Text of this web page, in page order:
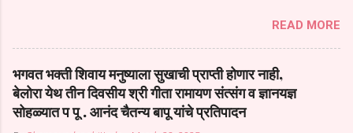
तुकाराम महाराज यांच्या *आपुला तो एक देव करुनी घ्यावा* *तेणे विन जिवा सुख
नोहे* *येरती माईक दुःखाची जनीती* *नाही आदी अंती अवसान* या अभंगावर
सुंदर निरूपण केले सध्य स्थितीचा काळ हा मानव जातीच्या परीक्षेचा काळ आहे
धर्ममंडपात बसलेली लोक ही खरच भाग्यवान आहेत कोरोना सारख्या महामारीत आपंण
जिवंत आहोत या महामारीतून जर आपल्याला वाचायचे असेल तर धार्मीक विचाराचा
आधार आपल्याला घ्यावाच लागेल महामारीच्या काळात वारकरी सप्रदायच खूप मोठा
READ MORE
भगवत भक्ती शिवाय मनुष्याला सुखाची प्राप्ती होणार नाही,
बेलोरा येथ तीन दिवसीय श्री गीता रामायण संत्संग व ज्ञानयज्ञ
सोहळ्यात प पू . आनंद चैतन्य बापू यांचे प्रतिपादन